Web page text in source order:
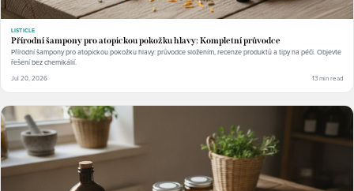
LISTICLE
Přírodní šampony pro atopickou pokožku hlavy: Kompletní průvodce
Přírodní šampony pro atopickou pokožku hlavy: průvodce složením, recenze produktů a tipy na péči. Objevte
řešení bez chemikálií.
Jul 20, 2026 13 min read